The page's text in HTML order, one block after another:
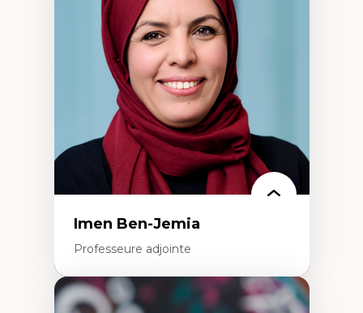
Imen Ben-Jemia
Professeure adjointe
Expertises